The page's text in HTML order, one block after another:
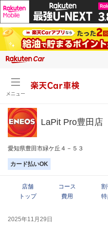
メニュー
楽天Car車検
LaPit Pro豊田店
愛知県豊田市緑ケ丘４－５３
カード払いOK
店舗
トップ
コース
費用
割
2025年11月29日